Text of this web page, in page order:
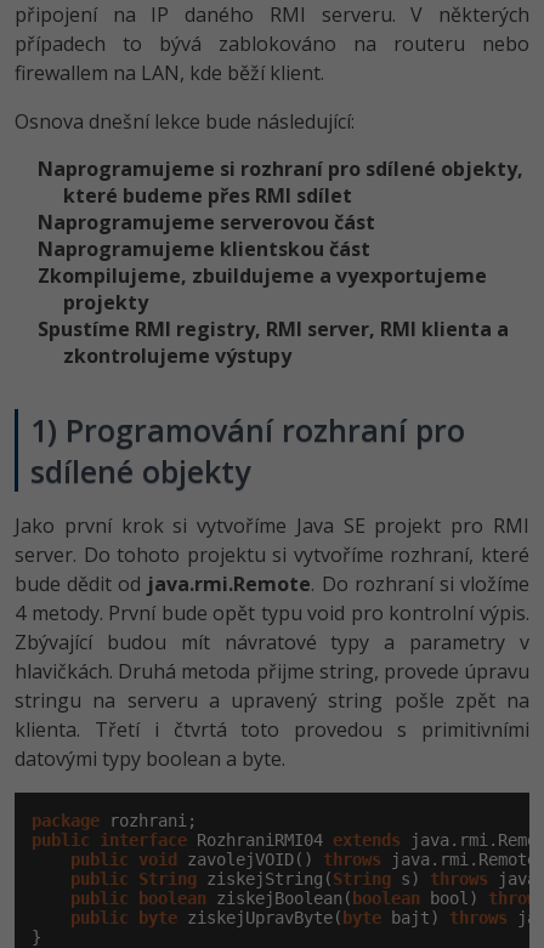
Marketing -30%
WordPress
-30%
UX
Business
Kryptoměny
Copywriting -30%
MS Office -80%
Google Dokumenty
Time management
Windows
Linux
Sítě
Kybernetická bezpečnost
Elektronický podpis
Fórum
Adobe Illustrator -80%
-30%
Adobe InDesign -25%
Adobe After Effects
Blender
Fotografování -80%
Video
Ostatní
Fórum
Kariéra
Pro firmy
připojení na IP daného RMI serveru. V některých
případech to bývá zablokováno na routeru nebo
firewallem na LAN, kde běží klient.
Osnova dnešní lekce bude následující:
Naprogramujeme si rozhraní pro sdílené objekty,
které budeme přes RMI sdílet
Naprogramujeme serverovou část
Naprogramujeme klientskou část
Zkompilujeme, zbuildujeme a vyexportujeme
projekty
Spustíme RMI registry, RMI server, RMI klienta a
zkontrolujeme výstupy
1) Programování rozhraní pro
sdílené objekty
Jako první krok si vytvoříme Java SE projekt pro RMI
server. Do tohoto projektu si vytvoříme rozhraní, které
bude dědit od java.rmi.Remote. Do rozhraní si vložíme
4 metody. První bude opět typu void pro kontrolní výpis.
Zbývající budou mít návratové typy a parametry v
hlavičkách. Druhá metoda přijme string, provede úpravu
stringu na serveru a upravený string pošle zpět na
klienta. Třetí i čtvrtá toto provedou s primitivními
datovými typy boolean a byte.
package
public
interface RozhraniRMI04 extends
public
void zavolejVOID() throws
public
String ziskejString(String s) throws
public
boolean ziskejBoolean( boolean bool)
public
byte ziskejUpravByte( byte bajt) throws
}